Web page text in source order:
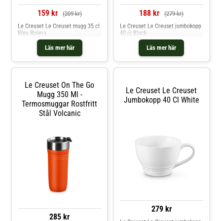
stål.- Red Dot Award for Product
Termosmuggar och mer Muggar &
Koppar hos Royal Design.
159 kr (209 kr)
Läs mer här
Le Creuset Le Creuset mugg 35 cl
Bleu Riviera
188 kr (279 kr)
Läs mer här
Le Creuset Le Creuset jumbokopp
40 cl Black
Le Creuset On The Go
Mugg 350 Ml -
Termosmuggar Rostfritt
Stål Volcanic
285 kr
Le Creuset Le Creuset
Jumbokopp 40 Cl White
279 kr